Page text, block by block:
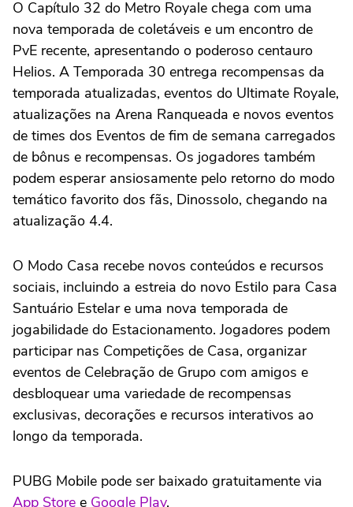
O Capítulo 32 do Metro Royale chega com uma
nova temporada de coletáveis e um encontro de
PvE recente, apresentando o poderoso centauro
Helios. A Temporada 30 entrega recompensas da
temporada atualizadas, eventos do Ultimate Royale,
atualizações na Arena Ranqueada e novos eventos
de times dos Eventos de fim de semana carregados
de bônus e recompensas. Os jogadores também
podem esperar ansiosamente pelo retorno do modo
temático favorito dos fãs, Dinossolo, chegando na
atualização 4.4.
O Modo Casa recebe novos conteúdos e recursos
sociais, incluindo a estreia do novo Estilo para Casa
Santuário Estelar e uma nova temporada de
jogabilidade do Estacionamento. Jogadores podem
participar nas Competições de Casa, organizar
eventos de Celebração de Grupo com amigos e
desbloquear uma variedade de recompensas
exclusivas, decorações e recursos interativos ao
longo da temporada.
PUBG Mobile pode ser baixado gratuitamente via
App Store e Google Play.